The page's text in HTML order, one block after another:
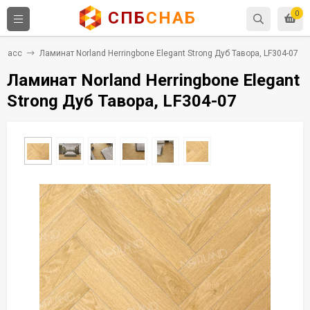
0
СПБСНАБ
Ламинат Norland Herringbone Elegant Strong Дуб Тавора, LF304-07
Ламинат Norland Herringbone Elegant
Strong Дуб Тавора, LF304-07